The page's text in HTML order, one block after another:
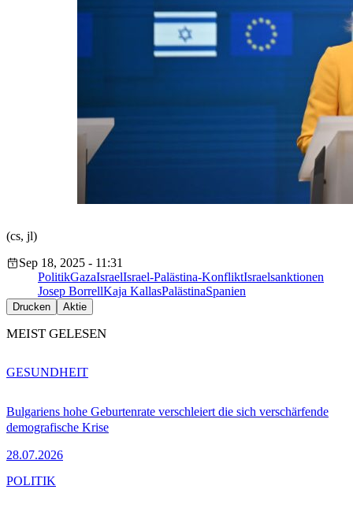
(cs, jl)
Sep 18, 2025 - 11:31
PolitikGazaIsraelIsrael-Palästina-KonfliktIsraelsanktionen
Josep BorrellKaja KallasPalästinaSpanien
Drucken Aktie
MEIST GELESEN
Bulgariens hohe Geburtenrate verschleiert die sich verschärfende
demografische Krise
28.07.2026
GESUNDHEIT
POLITIK